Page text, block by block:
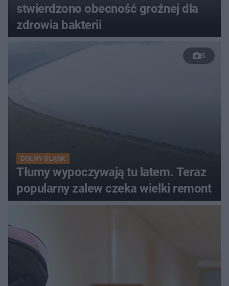
stwierdzono obecność groźnej dla
zdrowia bakterii
5
DOLNY ŚLĄSK
Tłumy wypoczywają tu latem. Teraz
popularny zalew czeka wielki remont